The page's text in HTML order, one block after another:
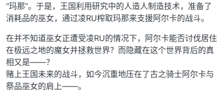
“玛那”。于是，王国利用研究中的人造人制造技术，准备了
消耗品的巫女，通过凌RU榨取玛那来支援阿尔卡的战斗。
在并不知道巫女正遭受凌RU的情况下，阿尔卡能否讨伐居住
在极远之地的魔女并拯救世界？而隐藏在这个世界背后的真
相又是——？
赌上王国未来的战斗，如今沉重地压在了古之骑士阿尔卡与
祭品巫女的肩上——。